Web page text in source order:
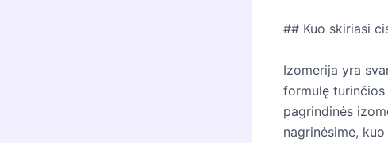
## Kuo skiriasi
Izomerija yra
formulę
pagrindinės
nagrinėsime,